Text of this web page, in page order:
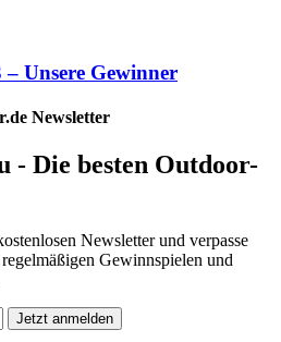
Unsere Gewinner
Newsletter
- Die besten Outdoor-
Newsletter und verpasse
Gewinnspielen und
Jetzt anmelden